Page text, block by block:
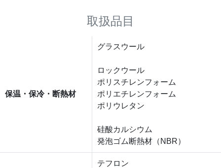
取扱品目
保温・保冷・断熱材
グラスウール
ロックウール
ポリスチレンフォーム
ポリエチレンフォーム
ポリウレタン
硅酸カルシウム
発泡ゴム断熱材（NBR）
テフロン